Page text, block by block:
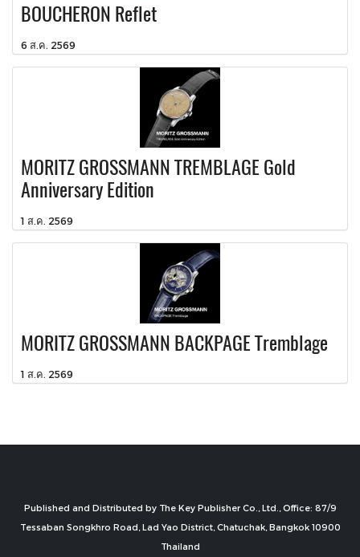
BOUCHERON Reflet
6 ส.ค. 2569
MORITZ GROSSMANN TREMBLAGE Gold
Anniversary Edition
1 ส.ค. 2569
MORITZ GROSSMANN BACKPAGE Tremblage
1 ส.ค. 2569
Published and Distributed by The Key Publisher Co., Ltd., Office: 87/9
Tessaban Songkhro Road, Lad Yao District, Chatuchak, Bangkok 10900
Thailand